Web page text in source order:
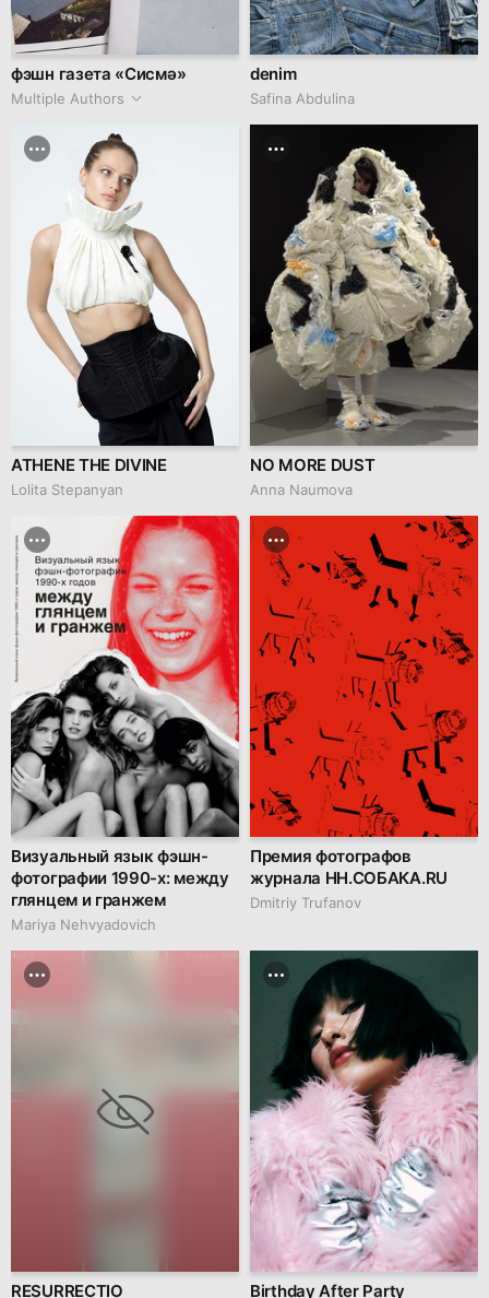
фэшн газета «Сисмә»
Multiple Authors
denim
Safina Abdulina
ATHENE THE DIVINE
Lolita Stepanyan
NO MORE DUST
Anna Naumova
Визуальный язык фэшн-
фотографии 1990-х: между
глянцем и гранжем
Mariya Nehvyadovich
Премия фотографов
журнала НН.СОБАКА.RU
Dmitriy Trufanov
RESURRECTIO Birthday After Party